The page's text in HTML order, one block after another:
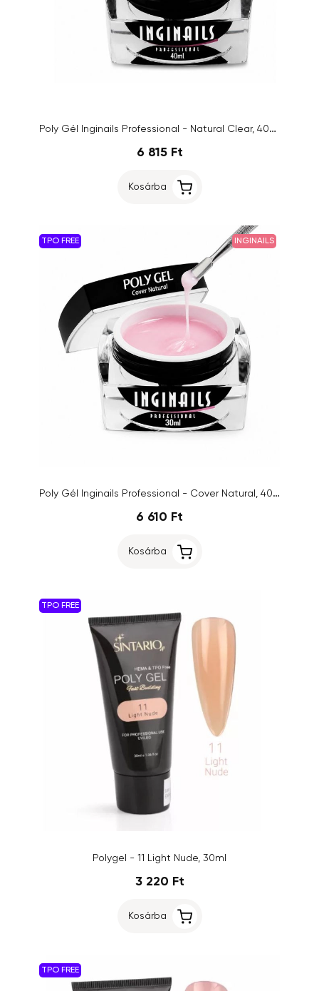
Poly Gél Inginails Professional - Natural Clear, 40ml
6 815 Ft
Kosárba
TPO FREE INGINAILS
Poly Gél Inginails Professional - Cover Natural, 40ml
6 610 Ft
Kosárba
TPO FREE
Polygel - 11 Light Nude, 30ml
3 220 Ft
Kosárba
TPO FREE